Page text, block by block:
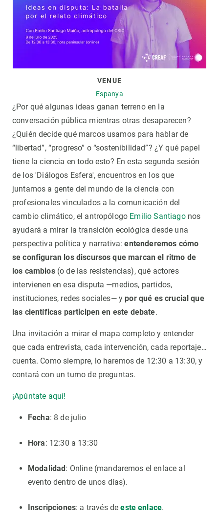
VENUE
Espanya
¿Por qué algunas ideas ganan terreno en la
conversación pública mientras otras desaparecen?
¿Quién decide qué marcos usamos para hablar de
“libertad”, “progreso” o “sostenibilidad”? ¿Y qué papel
tiene la ciencia en todo esto? En esta segunda sesión
de los 'Diálogos Esfera', encuentros en los que
juntamos a gente del mundo de la ciencia con
profesionales vinculados a la comunicación del
cambio climático, el antropólogo Emilio Santiagonos
ayudará a mirar la transición ecológica desde una
perspectiva política y narrativa:entenderemos cómo
se configuran los discursos que marcan el ritmo de
los cambios(o de las resistencias), qué actores
intervienen en esa disputa —medios, partidos,
instituciones, redes sociales— ypor qué es crucial que
las científicas participen en este debate.
Una invitación a mirar el mapa completo y entender
que cada entrevista, cada intervención, cada reportaje…
cuenta. Como siempre, lo haremos de 12:30 a 13:30, y
contará con un turno de preguntas.
¡Apúntate aquí!
Fecha: 8 de julio
Hora: 12:30 a 13:30
Modalidad: Online (mandaremos el enlace al
evento dentro de unos días).
Inscripciones: a través deeste enlace.